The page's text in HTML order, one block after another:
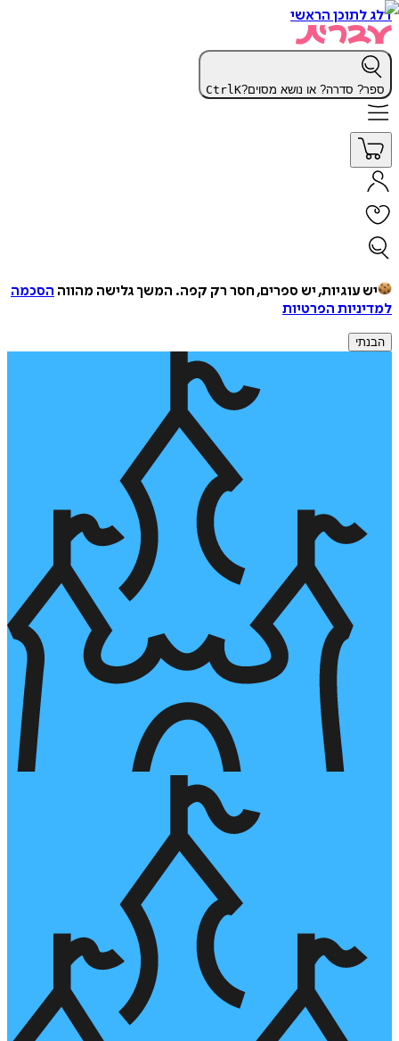
דלג לתוכן הראשי
ספר? סדרה? או נושא מסוים? CtrlK
יש עוגיות, יש ספרים, חסר רק קפה. המשך גלישה מהווה הסכמה
למדיניות הפרטיות
הבנתי